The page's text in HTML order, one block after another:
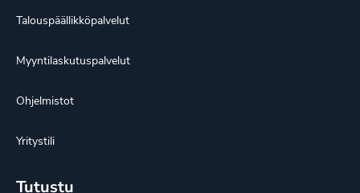
Talouspäällikköpalvelut
Myyntilaskutuspalvelut
Ohjelmistot
Yritystili
Tutustu